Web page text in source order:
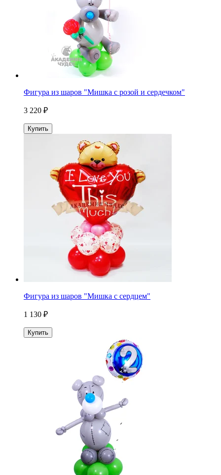
Фигура из шаров "Мишка с розой и сердечком"
3 220 ₽
Купить
Фигура из шаров "Мишка с сердцем"
1 130 ₽
Купить